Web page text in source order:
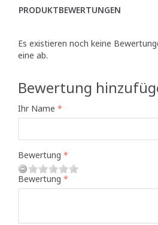
PRODUKTBEWERTUNGEN
Es existieren noch keine
eine ab.
Bewertung
Ihr Name
Bewertung
Bewertung